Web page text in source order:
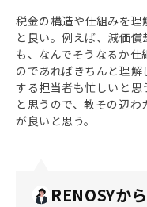
税金の構造や仕組みを
と良い。例えば、減価
も、なんでそうなるか仕
のであればきちんと理
する担当者も忙しいと
と思うので、教その辺
が良いと思う。
RENOSYか